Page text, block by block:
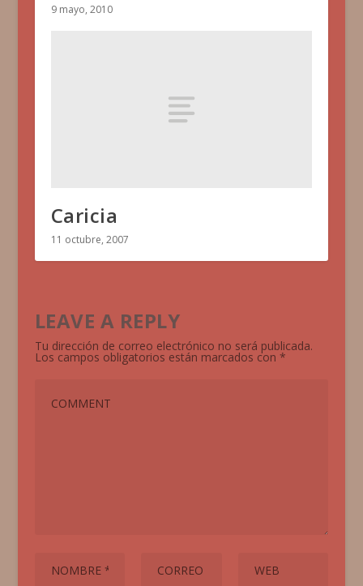
9 mayo, 2010
Caricia
11 octubre, 2007
LEAVE A REPLY
Tu dirección de correo electrónico no será publicada.
Los campos obligatorios están marcados con *